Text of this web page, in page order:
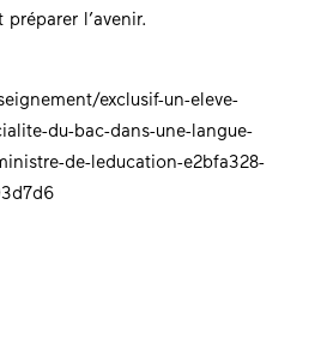
l’avenir.
exclusif-un-eleve-
du-bac-dans-une-langue-
de-leducation-e2bfa328-